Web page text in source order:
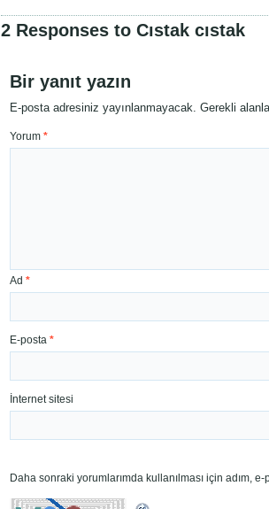
2 Responses to Cıstak cıstak
Bir yanıt yazın
E-posta adresiniz yayınlanmayacak. Gerekli
Yorum *
Ad *
E-posta *
İnternet sitesi
Daha sonraki yorumlarımda kullanılması için adım,